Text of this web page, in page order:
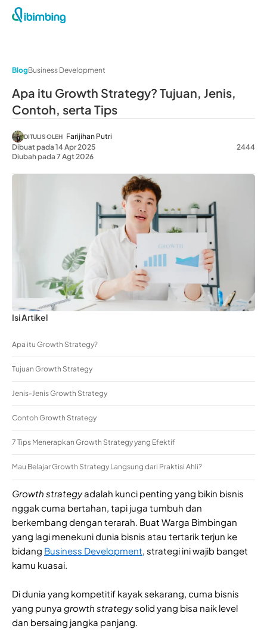
BlogBusiness Development
Apa itu Growth Strategy? Tujuan, Jenis,
Contoh, serta Tips
DITULIS OLEH Farijihan Putri
Dibuat pada 14 Apr 2025
Diubah pada 7 Agt 2026
2444
Isi Artikel
Apa itu Growth Strategy?
Tujuan Growth Strategy
Jenis-Jenis Growth Strategy
Contoh Growth Strategy
7 Tips Menerapkan Growth Strategy yang Efektif
Mau Belajar Growth Strategy Langsung dari Praktisi Ahli?
Growth strategyadalah kunci penting yang bikin bisnis
nggak cuma bertahan, tapi juga tumbuh dan
berkembang dengan terarah. Buat Warga Bimbingan
yang lagi menekuni dunia bisnis atau tertarik terjun ke
bidang Business Development , strategi ini wajib banget
kamu kuasai.
Di dunia yang kompetitif kayak sekarang, cuma bisnis
yang punya growth strategysolid yang bisa naik level
dan bersaing jangka panjang.